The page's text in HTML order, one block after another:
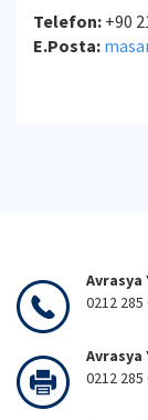
Telefon: +90
E.Posta:
0212 285
Avrasya
0212 285